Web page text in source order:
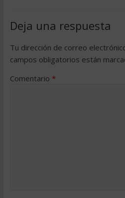
Deja una respuesta
Tu dirección de correo
campos obligatorios están
Comentario *